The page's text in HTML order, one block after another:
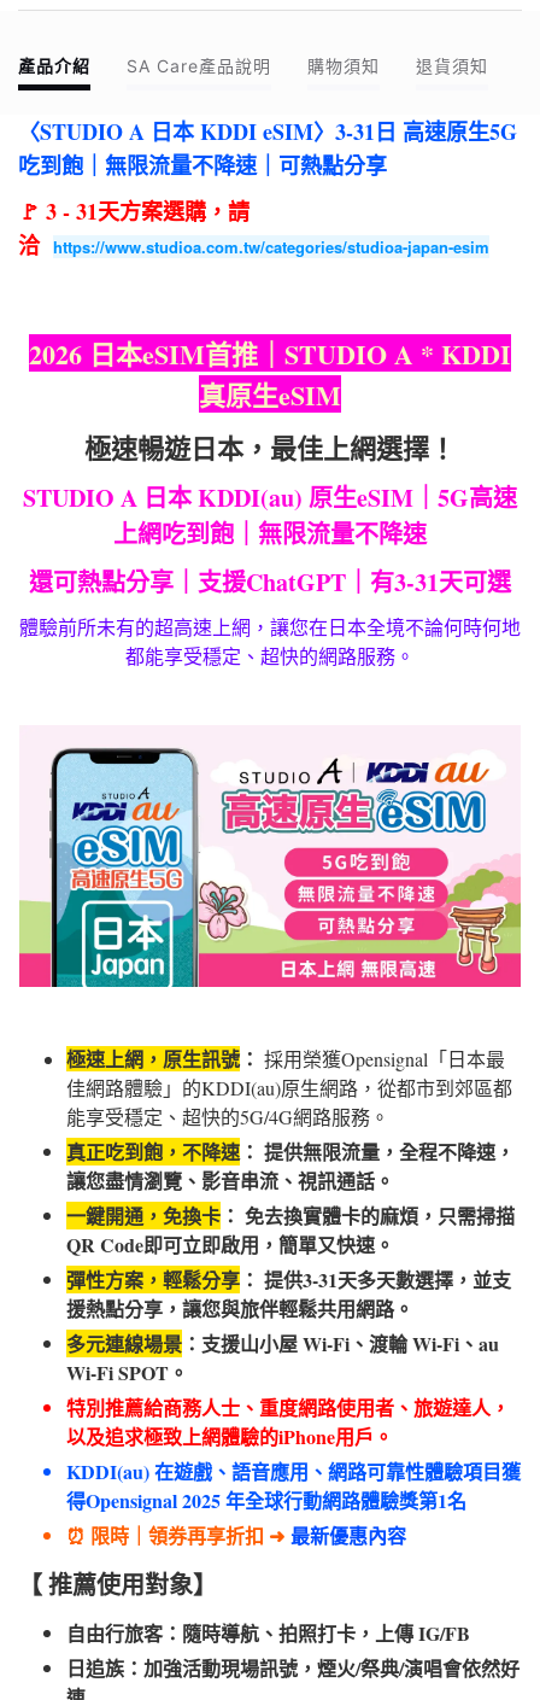
產品介紹 SA Care產品說明 購物須知 退貨須知
〈STUDIO A 日本 KDDI eSIM〉3-31日 高速原生5G
吃到飽｜無限流量不降速｜可熱點分享
🚩 3 - 31天方案選購，請
洽 https://www.studioa.com.tw/categories/studioa-japan-esim
2026 日本eSIM首推｜STUDIO A * KDDI
真原生eSIM
極速暢遊日本，最佳上網選擇！
STUDIO A 日本 KDDI(au) 原生eSIM｜5G高速
上網吃到飽｜無限流量不降速
還可熱點分享｜支援ChatGPT｜有3-31天可選
體驗前所未有的超高速上網，讓您在日本全境不論何時何地
都能享受穩定、超快的網路服務。
極速上網，原生訊號 ： 採用榮獲Opensignal「日本最
佳網路體驗」的KDDI(au)原生網路，從都市到郊區都
能享受穩定、超快的5G/4G網路服務。
真正吃到飽，不降速： 提供無限流量，全程不降速，
讓您盡情瀏覽、影音串流、視訊通話。
一鍵開通，免換卡 ： 免去換實體卡的麻煩，只需掃描
QR Code即可立即啟用，簡單又快速。
彈性方案，輕鬆分享 ： 提供3-31天多天數選擇，並支
援熱點分享，讓您與旅伴輕鬆共用網路。
多元連線場景 ：支援山小屋 Wi-Fi、渡輪 Wi-Fi、au
Wi-Fi SPOT。
特別推薦給商務人士、重度網路使用者、旅遊達人，
以及追求極致上網體驗的iPhone用戶。
KDDI(au) 在遊戲、語音應用、網路可靠性體驗項目獲
得Opensignal 2025 年全球行動網路體驗獎第1名
⏰ 限時｜領券再享折扣 ➜ 最新優惠內容
【 推薦使用對象】
自由行旅客：隨時導航、拍照打卡，上傳 IG/FB
日追族：加強活動現場訊號，煙火/祭典/演唱會依然好